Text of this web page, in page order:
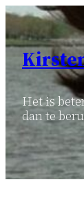
Ga
naar
inhoud
Het is
dan te